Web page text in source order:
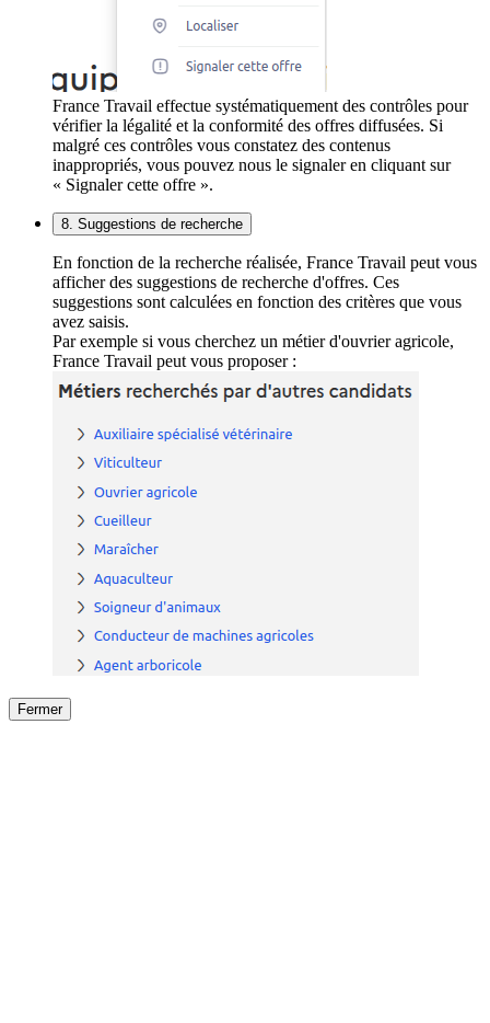
France Travail effectue systématiquement des contrôles pour
vérifier la légalité et la conformité des offres diffusées. Si
malgré ces contrôles vous constatez des contenus
inappropriés, vous pouvez nous le signaler en cliquant sur
« Signaler cette offre ».
8. Suggestions de recherche
En fonction de la recherche réalisée, France Travail peut vous
afficher des suggestions de recherche d'offres. Ces
suggestions sont calculées en fonction des critères que vous
avez saisis.
Par exemple si vous cherchez un métier d'ouvrier agricole,
France Travail peut vous proposer :
Fermer